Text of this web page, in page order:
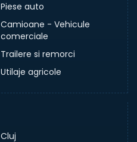
Piese auto
Camioane - Vehicule
comerciale
Trailere si remorci
Utilaje agricole
Cluj